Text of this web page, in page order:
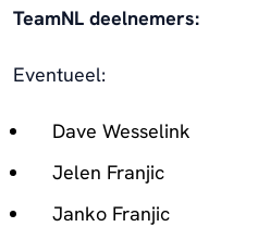
TeamNL deelnemers:
Eventueel:
Dave Wesselink
Jelen Franjic
Janko Franjic